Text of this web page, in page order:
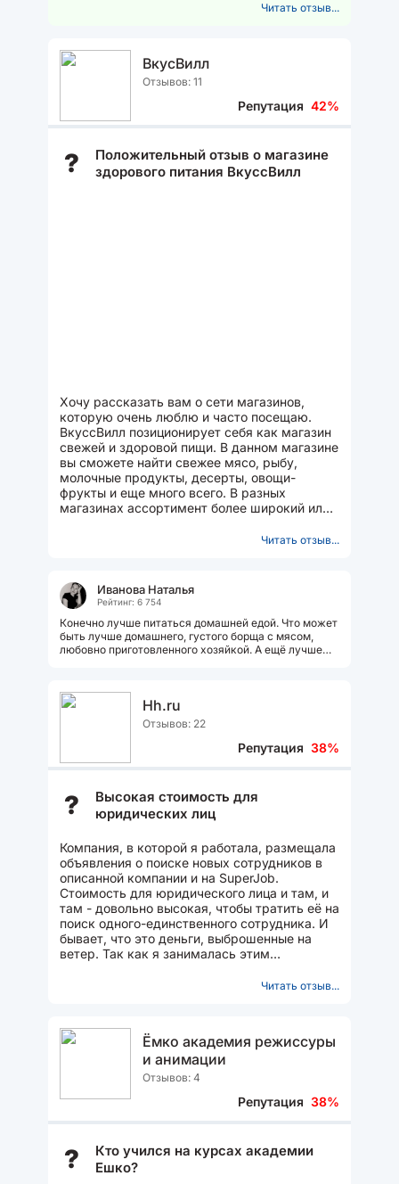
Читать отзыв...
ВкусВилл
Отзывов: 11
Репутация 42%
?
Положительный отзыв о магазине
здорового питания ВкуссВилл
Хочу рассказать вам о сети магазинов,
которую очень люблю и часто посещаю.
ВкуссВилл позиционирует себя как магазин
свежей и здоровой пищи. В данном магазине
вы сможете найти свежее мясо, рыбу,
молочные продукты, десерты, овощи-
фрукты и еще много всего. В разных
магазинах ассортимент более широкий или
Читать отзыв...
Иванова Наталья
Рейтинг: 6 754
Конечно лучше питаться домашней едой. Что может
быть лучше домашнего, густого борща с мясом,
любовно приготовленного хозяйкой. А ещё лучше
Hh.ru
Отзывов: 22
Репутация 38%
?
Высокая стоимость для
юридических лиц
Компания, в которой я работала, размещала
объявления о поиске новых сотрудников в
описанной компании и на SuperJob.
Стоимость для юридического лица и там, и
там - довольно высокая, чтобы тратить её на
поиск одного-единственного сотрудника. И
бывает, что это деньги, выброшенные на
ветер. Так как я занималась этим
Читать отзыв...
Ёмко академия режиссуры
и анимации
Отзывов: 4
Репутация 38%
?
Кто учился на курсах академии
Ешко?